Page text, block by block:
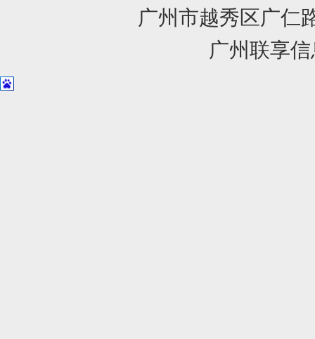
广州市越秀区广仁
广州联享